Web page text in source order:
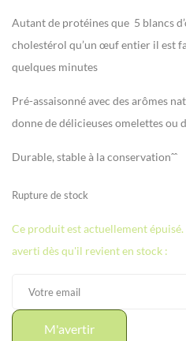
Autant de protéines que 5 blancs
cholestérol qu’un œuf entier il est
quelques minutes
Pré-assaisonné avec des arômes
donne de délicieuses omelettes ou
Durable, stable à la conservationˆˆ
Rupture de stock
Ce produit est actuellement
averti dès qu'il revient en stock :
M'avertir